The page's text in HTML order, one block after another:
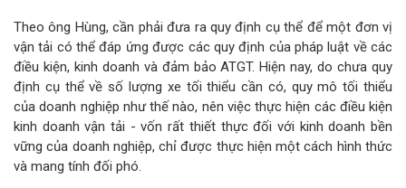
Theo ông Hùng, cần phải đưa ra quy định cụ thể để một đơn vị
vận tải có thể đáp ứng được các quy định của pháp luật về các
điều kiện, kinh doanh và đảm bảo ATGT. Hiện nay, do chưa quy
định cụ thể về số lượng xe tối thiểu cần có, quy mô tối thiểu
của doanh nghiệp như thế nào, nên việc thực hiện các điều kiện
kinh doanh vận tải - vốn rất thiết thực đối với kinh doanh bền
vững của doanh nghiệp, chỉ được thực hiện một cách hình thức
và mang tính đối phó.